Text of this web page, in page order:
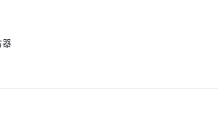
器